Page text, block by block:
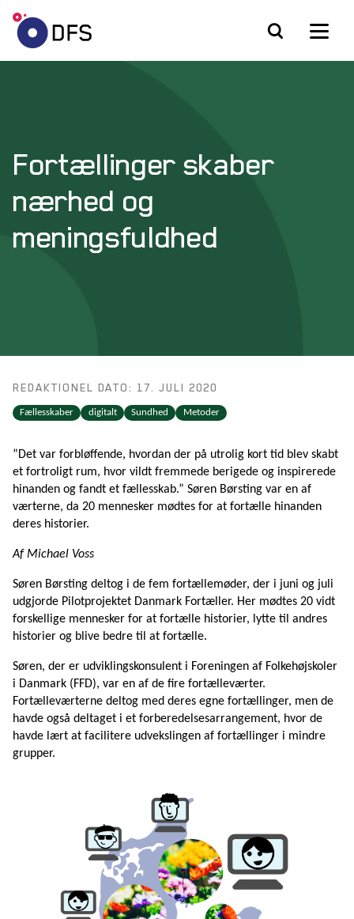
Fortællinger skaber
nærhed og
meningsfuldhed
REDAKTIONEL DATO: 17. JULI 2020
Fællesskaber digitalt Sundhed Metoder
”Det var forbløffende, hvordan der på utrolig kort tid blev skabt
et fortroligt rum, hvor vildt fremmede berigede og inspirerede
hinanden og fandt et fællesskab.” Søren Børsting var en af
værterne, da 20 mennesker mødtes for at fortælle hinanden
deres historier.
Af Michael Voss
Søren Børsting deltog i de fem fortællemøder, der i juni og juli
udgjorde Pilotprojektet Danmark Fortæller. Her mødtes 20 vidt
forskellige mennesker for at fortælle historier, lytte til andres
historier og blive bedre til at fortælle.
Søren, der er udviklingskonsulent i Foreningen af Folkehøjskoler
i Danmark (FFD), var en af de fire fortælleværter.
Fortælleværterne deltog med deres egne fortællinger, men de
havde også deltaget i et forberedelsesarrangement, hvor de
havde lært at facilitere udvekslingen af fortællinger i mindre
grupper.